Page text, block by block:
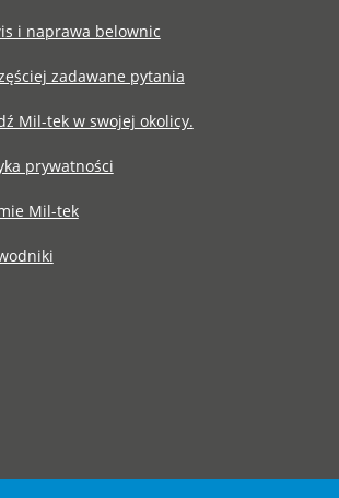
i naprawa belownic
zadawane pytania
Mil-tek w swojej okolicy.
prywatności
Mil-tek